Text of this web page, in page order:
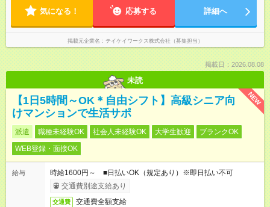
気になる！ 応募する 詳細へ
掲載元企業名 テイケイワークス株式会社（募集担当）
掲載日：2026.08.08
未読
NEW
【1日5時間～OK＊自由シフト】高級シニア向
けマンションで生活サポ
派遣 職種未経験OK 社会人未経験OK 大学生歓迎
ブランクOK
WEB登録・面接OK
給与
時給1600円～ ■日払いOK（規定あり）※即日払い不可
交通費別途支給あり
交通費 交通費全額支給